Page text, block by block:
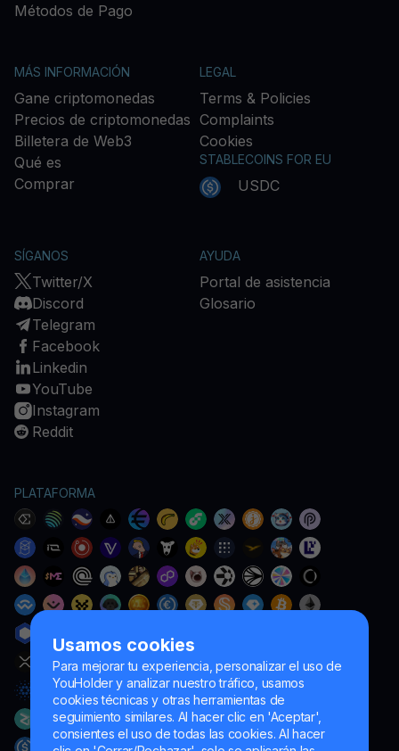
Usamos cookies
Para mejorar tu experiencia, personalizar el uso de
YouHolder y analizar nuestro tráfico, usamos
cookies técnicas y otras herramientas de
seguimiento similares. Al hacer clic en 'Aceptar',
consientes el uso de todas las cookies. Al hacer
Métodos de Pago
MÁS INFORMACIÓN
Gane criptomonedas
Precios de criptomonedas
Billetera de Web3
Qué es
Comprar
LEGAL
Terms & Policies
Complaints
Cookies
STABLECOINS FOR EU
USDC
SÍGANOS
Twitter/X
Discord
Telegram
Facebook
Linkedin
YouTube
Instagram
Reddit
AYUDA
Portal de asistencia
Glosario
PLATAFORMA